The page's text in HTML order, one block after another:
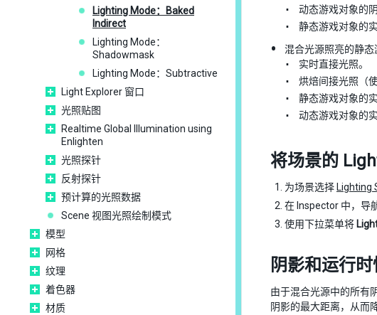
Lighting Mode：Baked
Indirect
Lighting Mode：
Shadowmask
Lighting Mode：Subtractive
Light Explorer 窗口
光照贴图
Realtime Global Illumination using
Enlighten
光照探针
反射探针
预计算的光照数据
Scene 视图光照绘制模式
模型
网格
纹理
着色器
材质
动态游戏对象的
静态游戏对象的
混合光源照亮的静态
实时直接光照。
烘焙间接光照（
静态游戏对象的
动态游戏对象的
将场景的
为场景选择 Lighting
在 Inspector 中，导
使用下拉菜单将
阴影和运行
由于混合光源中的所有
阴影的最大距离，从而